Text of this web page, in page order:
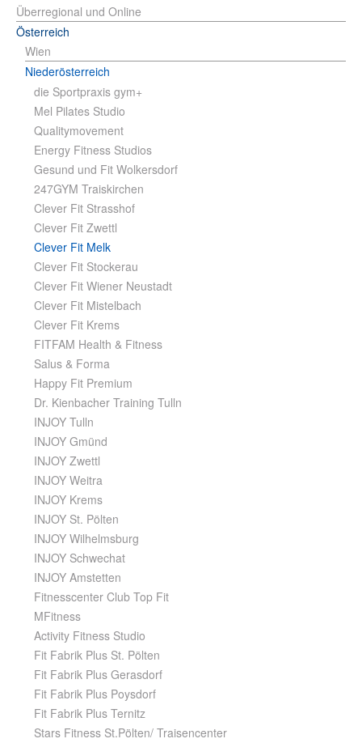
Überregional und Online
Österreich
Wien
Niederösterreich
die Sportpraxis gym+
Mel Pilates Studio
Qualitymovement
Energy Fitness Studios
Gesund und Fit Wolkersdorf
247GYM Traiskirchen
Clever Fit Strasshof
Clever Fit Zwettl
Clever Fit Melk
Clever Fit Stockerau
Clever Fit Wiener Neustadt
Clever Fit Mistelbach
Clever Fit Krems
FITFAM Health & Fitness
Salus & Forma
Happy Fit Premium
Dr. Kienbacher Training Tulln
INJOY Tulln
INJOY Gmünd
INJOY Zwettl
INJOY Weitra
INJOY Krems
INJOY St. Pölten
INJOY Wilhelmsburg
INJOY Schwechat
INJOY Amstetten
Fitnesscenter Club Top Fit
MFitness
Activity Fitness Studio
Fit Fabrik Plus St. Pölten
Fit Fabrik Plus Gerasdorf
Fit Fabrik Plus Poysdorf
Fit Fabrik Plus Ternitz
Stars Fitness St.Pölten/ Traisencenter